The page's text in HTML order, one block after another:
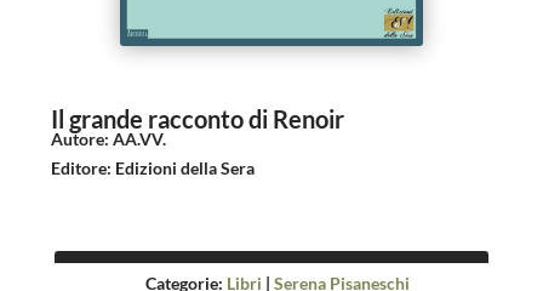
Il grande racconto di Renoir
Autore:AA.VV.
Editore: Edizioni della Sera
Categorie: Libri | Serena Pisaneschi